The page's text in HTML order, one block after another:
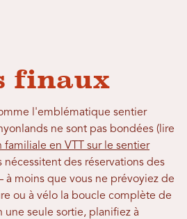
finaux
l'emblématique sentier
ne sont pas bondées (lire
en VTT sur le sentier
nécessitent des réservations des
à moins que vous ne prévoyiez de
ou à vélo la boucle complète de
une seule sortie, planifiez à